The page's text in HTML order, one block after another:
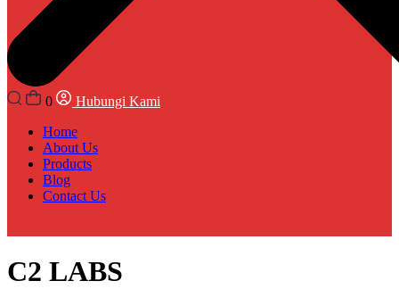
0
Hubungi Kami
Home
About Us
Products
Blog
Contact Us
C2 LABS